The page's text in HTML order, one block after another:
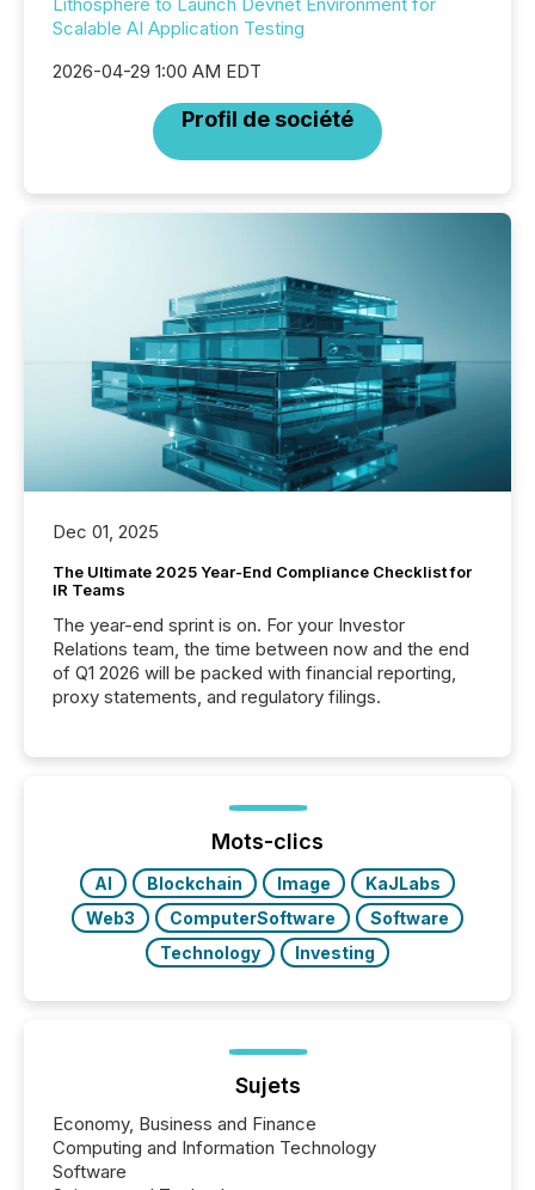
Scalable AI Application Testing
2026-04-29 1:00 AM EDT
Profil de société
Dec 01, 2025
The Ultimate 2025 Year-End Compliance Checklist for
IR Teams
The year-end sprint is on. For your Investor
Relations team, the time between now and the end
of Q1 2026 will be packed with financial reporting,
proxy statements, and regulatory filings.
Mots-clics
AI Blockchain Image
KaJLabs
Web3
ComputerSoftware
Software
Technology
Investing
Sujets
Economy, Business and Finance
Computing and Information Technology
Software